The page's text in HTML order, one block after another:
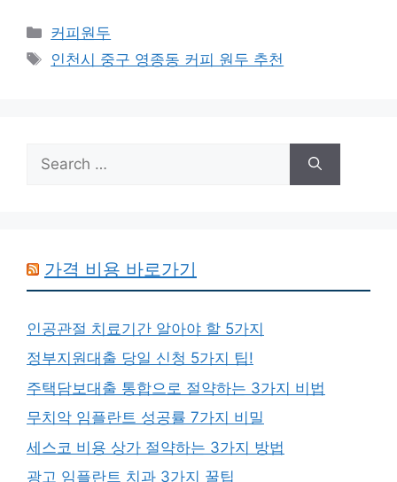
Categories
커피원두
Tags
인천시 중구 영종동 커피 원두 추천
for:
가격 비용 바로가기
인공관절 치료기간 알아야 할 5가지
정부지원대출 당일 신청 5가지 팁!
주택담보대출 통합으로 절약하는 3가지 비법
무치악 임플란트 성공률 7가지 비밀
세스코 비용 상가 절약하는 3가지 방법
광고 임플란트 치과 3가지 꿀팁